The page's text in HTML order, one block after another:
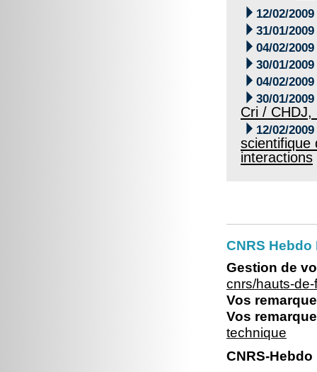
 12/02/2009
 31/01/2009
 04/02/2009
 30/01/2009
 04/02/2009
 30/01/2009
Cri / CHDJ,
 12/02/2009
scientifique
interactions
CNRS
Gestion de
cnrs/hauts-
Vos
Vos
technique
CNRS-